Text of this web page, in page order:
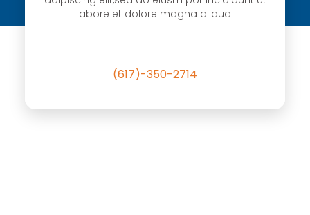
labore et dolore magna aliqua.
(617)-350-2714